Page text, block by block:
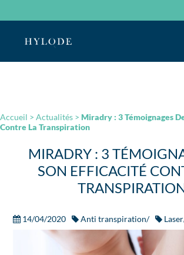
Accueil > Actualités > Miradry : 3 Témoignages
Contre La Transpiration
MIRADRY : 3
SON EFFICACITÉ
14/04/2020 Anti transpiration/